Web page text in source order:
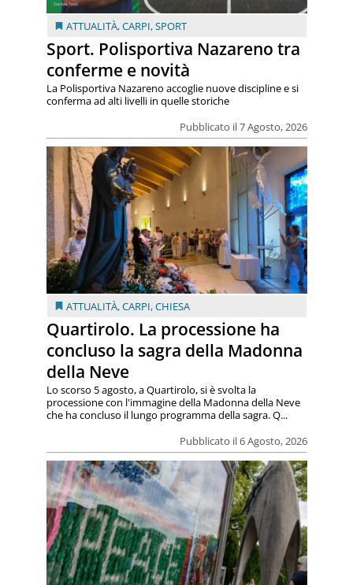
ATTUALITÀ,CARPI,SPORT
Sport. Polisportiva Nazareno tra
conferme e novità
Pubblicato il 7 Agosto, 2026
La Polisportiva Nazareno accoglie nuove discipline e si
conferma ad alti livelli in quelle storiche
ATTUALITÀ,CARPI,CHIESA
Quartirolo. La processione ha
concluso la sagra della Madonna
della Neve
Pubblicato il 6 Agosto, 2026
Lo scorso 5 agosto, a Quartirolo, si è svolta la
processione con l'immagine della Madonna della Neve
che ha concluso il lungo programma della sagra. Q...